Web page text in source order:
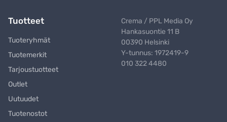
Tuotteet
Tuoteryhmät
Tuotemerkit
Tarjoustuotteet
Outlet
Uutuudet
Tuotenostot
Crema / PPL Media Oy
Hankasuontie 11 B
00390 Helsinki
Y-tunnus: 1972419-9
010 322 4480